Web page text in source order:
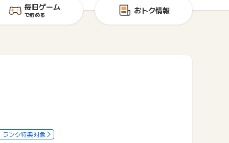
毎日ゲーム
で貯める おトク情報
ランク特典対象